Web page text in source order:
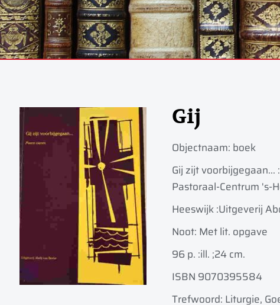
Gij
Objectnaam: boek
Gij zijt
Pastoraal-Centrum 's-
Heeswijk :Uitgeverij
Noot: Met lit. opgave
96 p. :ill. ;24 cm.
ISBN 9070395584
Trefwoord: Liturgie,